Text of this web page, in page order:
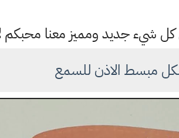
كل شيء جديد ومميز معنا
مبسط الاذن للسمع